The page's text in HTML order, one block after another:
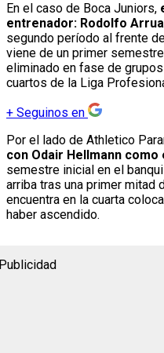
En el caso de Boca Juniors,
entrenador: Rodolfo
segundo período al frente
viene de un primer
eliminado en fase de
cuartos de la Liga
+ Seguinos en
Por el lado de Athletico
con Odair Hellmann
semestre inicial en el
arriba tras una primer mitad
encuentra en la cuarta
haber ascendido.